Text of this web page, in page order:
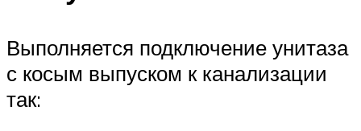
Выполняется подключение унитаза
с косым выпуском к канализации
так: